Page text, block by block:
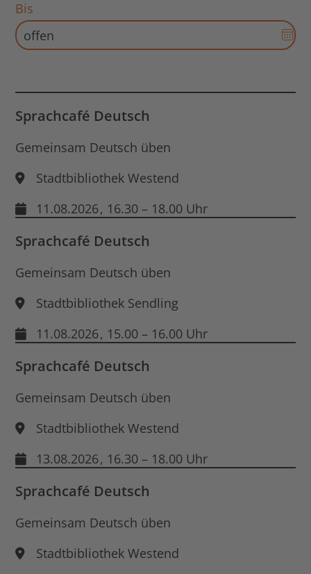
Bis
Sprachcafé Deutsch
Gemeinsam Deutsch üben
Stadtbibliothek Westend
11.08.2026, 16.30 – 18.00 Uhr
Sprachcafé Deutsch
Gemeinsam Deutsch üben
Stadtbibliothek Sendling
11.08.2026, 15.00 – 16.00 Uhr
Sprachcafé Deutsch
Gemeinsam Deutsch üben
Stadtbibliothek Westend
13.08.2026, 16.30 – 18.00 Uhr
Sprachcafé Deutsch
Gemeinsam Deutsch üben
Stadtbibliothek Westend